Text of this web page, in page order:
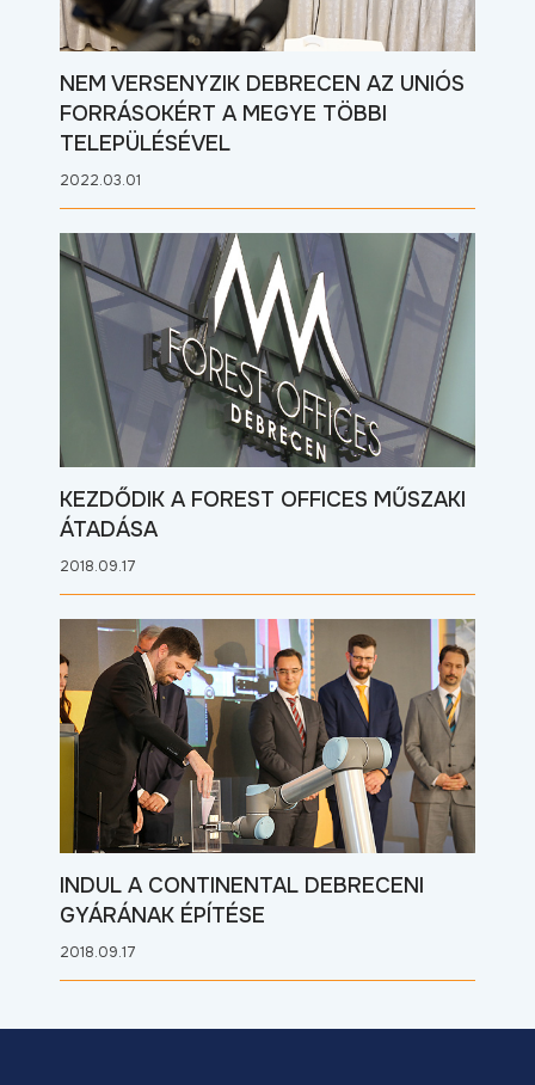
NEM VERSENYZIK DEBRECEN AZ UNIÓS
FORRÁSOKÉRT A MEGYE TÖBBI
TELEPÜLÉSÉVEL
2022.03.01
KEZDŐDIK A FOREST OFFICES MŰSZAKI
ÁTADÁSA
2018.09.17
INDUL A CONTINENTAL DEBRECENI
GYÁRÁNAK ÉPÍTÉSE
2018.09.17